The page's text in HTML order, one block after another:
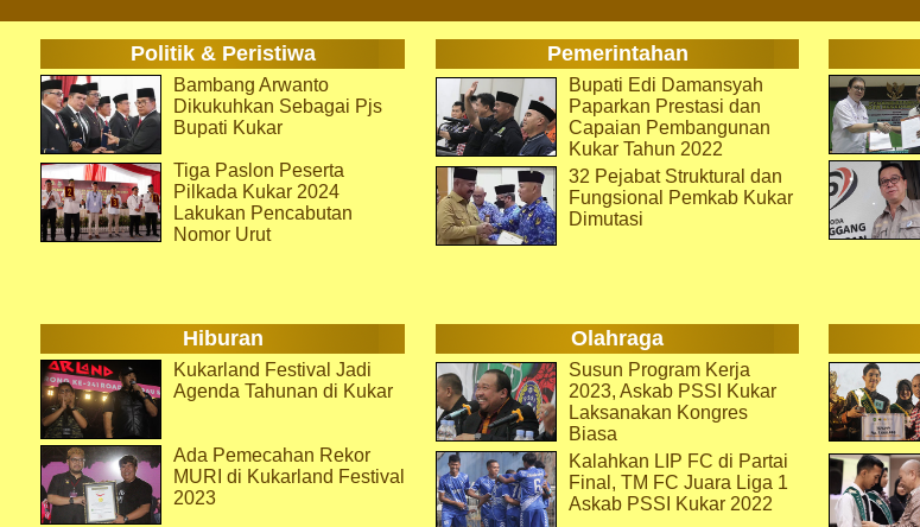
Politik & Peristiwa Pemerintahan
Bambang Arwanto
Dikukuhkan Sebagai Pjs
Bupati Kukar
Tiga Paslon Peserta
Pilkada Kukar 2024
Lakukan Pencabutan
Nomor Urut
Bupati Edi Damansyah
Paparkan Prestasi dan
Capaian Pembangunan
Kukar Tahun 2022
32 Pejabat Struktural dan
Fungsional Pemkab Kukar
Dimutasi
Hiburan Olahraga
Kukarland Festival Jadi
Agenda Tahunan di Kukar
Ada Pemecahan Rekor
MURI di Kukarland Festival
2023
Susun Program Kerja
2023, Askab PSSI Kukar
Laksanakan Kongres
Biasa
Kalahkan LIP FC di Partai
Final, TM FC Juara Liga 1
Askab PSSI Kukar 2022